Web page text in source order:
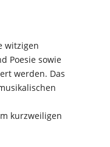
witzigen
Poesie sowie
werden. Das
kurzweiligen